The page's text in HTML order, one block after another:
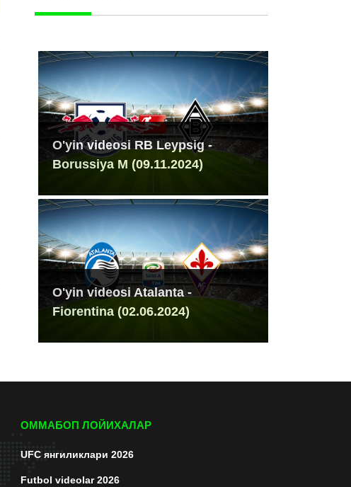
O'yin videosi RB Leypsig -
Borussiya M (09.11.2024)
O'yin videosi Atalanta -
Fiorentina (02.06.2024)
ОММАБОП ЛОЙИХАЛАР
UFC янгиликлари 2026
Futbol videolar 2026